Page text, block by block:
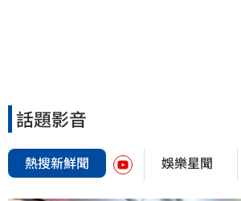
話題影音
熱搜新鮮聞 娛樂星聞